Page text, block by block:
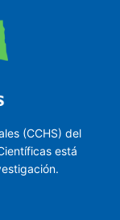
(CCHS) del
está